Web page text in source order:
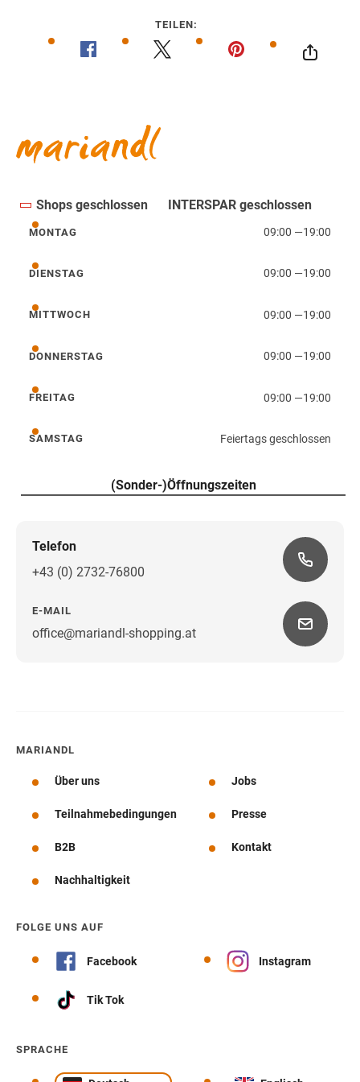
Wegbeschreibung
TEILEN:
Shops geschlossen INTERSPAR geschlossen
Montag
MONTAG 09:00 —19:00
Dienstag
DIENSTAG 09:00 —19:00
Mittwoch
MITTWOCH 09:00 —19:00
Donnerstag
DONNERSTAG 09:00 —19:00
Freitag
FREITAG 09:00 —19:00
Samstag
SAMSTAG Feiertags geschlossen
(Sonder-)Öffnungszeiten
Telefon
+43 (0) 2732-76800
E-MAIL
office@mariandl-shopping.at
Wegbeschreibung
MARIANDL
Über uns Jobs
Teilnahmebedingungen Presse
B2B Kontakt
Nachhaltigkeit
FOLGE UNS AUF
Facebook Instagram
Tik Tok
SPRACHE